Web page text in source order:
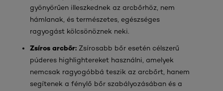
gyönyörűen illeszkednek az arcbőrhöz, nem
hámlanak, és természetes, egészséges
ragyogást kölcsönöznek neki.
Zsíros arcbőr: Zsírosabb bőr esetén célszerű
púderes highlightereket használni, amelyek
nemcsak ragyogóbbá teszik az arcbőrt, hanem
segítenek a fénylő bőr szabályozásában és a